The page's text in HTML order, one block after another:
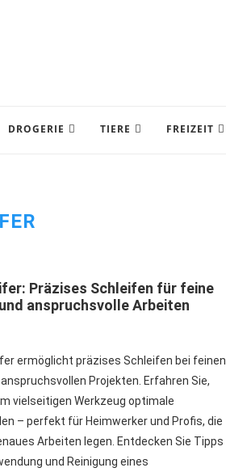
DROGERIE TIERE FREIZEIT
Präzises Schleifen für feine
anspruchsvolle Arbeiten
ermöglicht präzises Schleifen bei feinen
Projekten. Erfahren Sie,
vielseitigen Werkzeug optimale
– perfekt für Heimwerker und Profis, die
Arbeiten legen. Entdecken Sie Tipps
und Reinigung eines